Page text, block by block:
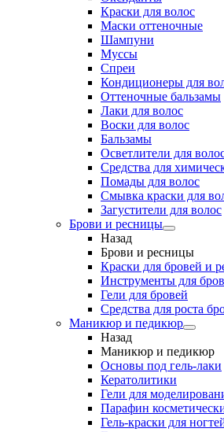
Краски для волос
Маски оттеночные
Шампуни
Муссы
Спреи
Кондиционеры для
Оттеночные бальзамы
Лаки для волос
Воски для волос
Бальзамы
Осветлители для
Средства для
Помады для волос
Смывка краски для
Загустители для волос
Брови и ресницы
Назад
Брови и ресницы
Краски для бровей и
Инструменты для
Гели для бровей
Средства для роста
Маникюр и педикюр
Назад
Маникюр и педикюр
Основы под гель-лаки
Кератолитики
Гели для
Парафин
Гель-краски для